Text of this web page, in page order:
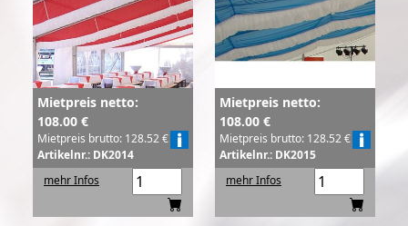
Mietpreis netto:
108.00 €
Mietpreis brutto: 128.52 €
Artikelnr.: DK2014
mehr Infos
Mietpreis netto:
108.00 €
Mietpreis brutto: 128.52 €
Artikelnr.: DK2015
mehr Infos